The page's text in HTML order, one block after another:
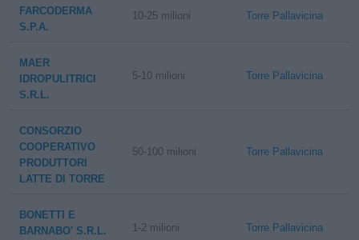
FARCODERMA
S.P.A.
10-25 milioni Torre Pallavicina
MAER
IDROPULITRICI
S.R.L.
5-10 milioni Torre Pallavicina
CONSORZIO
COOPERATIVO
PRODUTTORI
LATTE DI TORRE
50-100 milioni Torre Pallavicina
BONETTI E
BARNABO' S.R.L.
1-2 milioni Torre Pallavicina